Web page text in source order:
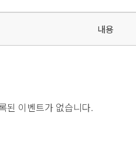
내용
된 이벤트가 없습니다.